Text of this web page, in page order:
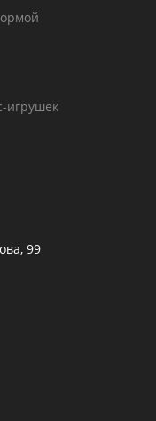
игрушек
99